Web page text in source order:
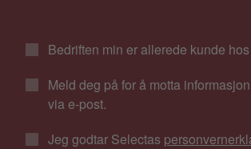
Bedriften min er allerede kunde
Meld deg på for å motta
via e-post.
Jeg godtar Selectas